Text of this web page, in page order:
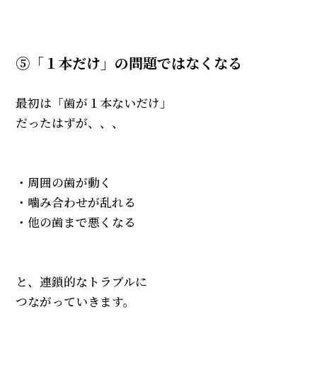
⑤「１本だけ」の問題ではなくなる
最初は「歯が１本ないだけ」
だったはずが、、、
・周囲の歯が動く
・噛み合わせが乱れる
・他の歯まで悪くなる
と、連鎖的なトラブルに
つながっていきます。